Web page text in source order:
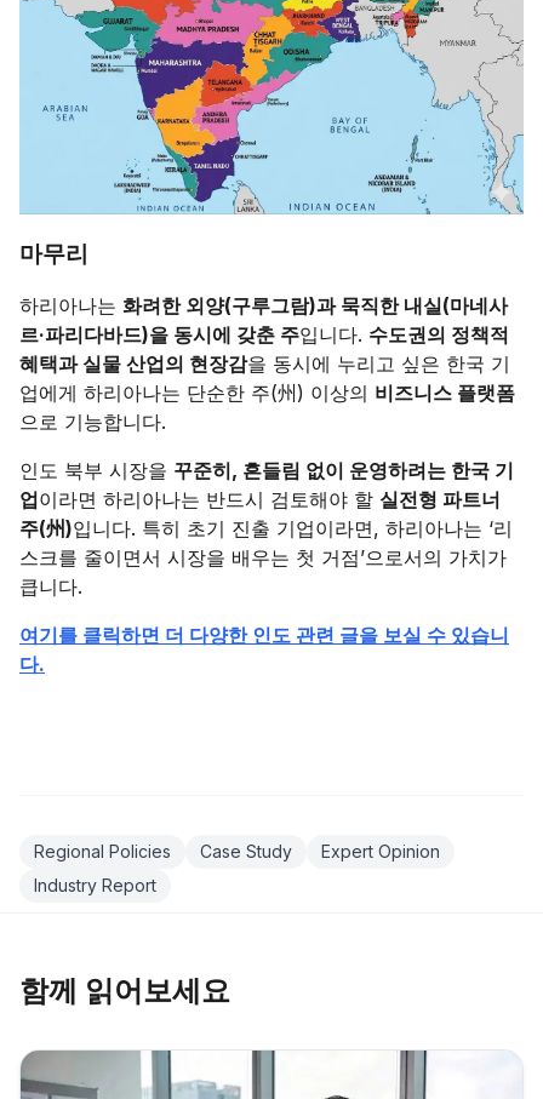
마무리
하리아나는 화려한 외양(구루그람)과 묵직한 내실(마네사
르·파리다바드)을 동시에 갖춘 주입니다. 수도권의 정책적
혜택과 실물 산업의 현장감을 동시에 누리고 싶은 한국 기
업에게 하리아나는 단순한 주(州) 이상의 비즈니스 플랫폼
으로 기능합니다.
인도 북부 시장을 꾸준히, 흔들림 없이 운영하려는 한국 기
업이라면 하리아나는 반드시 검토해야 할 실전형 파트너
주(州)입니다. 특히 초기 진출 기업이라면, 하리아나는 ‘리
스크를 줄이면서 시장을 배우는 첫 거점’으로서의 가치가
큽니다.
여기를 클릭하면 더 다양한 인도 관련 글을 보실 수 있습니
다.
Regional Policies Case Study
Expert Opinion
Industry Report
함께 읽어보세요